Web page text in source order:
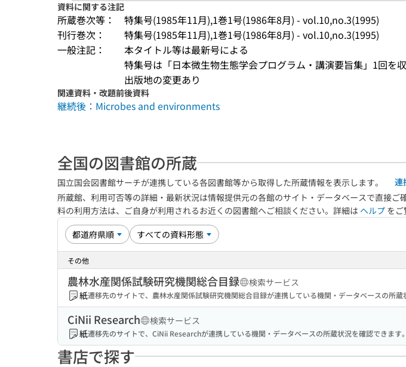
資料に関する注記
所蔵巻次等：
特集号(1985年11月),1巻1号(1986年8月) - vol.10,no.3(1995)
刊行巻次：
特集号(1985年11月),1巻1号(1986年8月) - vol.10,no.3(1995)
一般注記：
本タイトル等は最新号による
特集号は「日本微生物生態学会プログラム・講演要旨集」1回を
出版地の変更あり
関連資料・改題前後資料
継続後：Microbes and environments
全国の図書館の所蔵
国立国会図書館サーチが連携している各図書館等から取得した所蔵情報を表示します。
連
所蔵館、利用可否等の詳細・最新状況は情報提供元の各館のサイト・データベースで直接
料の利用方法は、ご自身が利用されるお近くの図書館へご相談ください。詳細は ヘルプ をご
その他
農林水産関係試験研究機関総合目録
検索サービス
紙遷移先のサイトで、農林水産関係試験研究機関総合目録が連携している機関・データベースの所蔵
CiNii Research
検索サービス
紙遷移先のサイトで、CiNii Researchが連携している機関・データベースの所蔵状況を確認できます。
書店で探す